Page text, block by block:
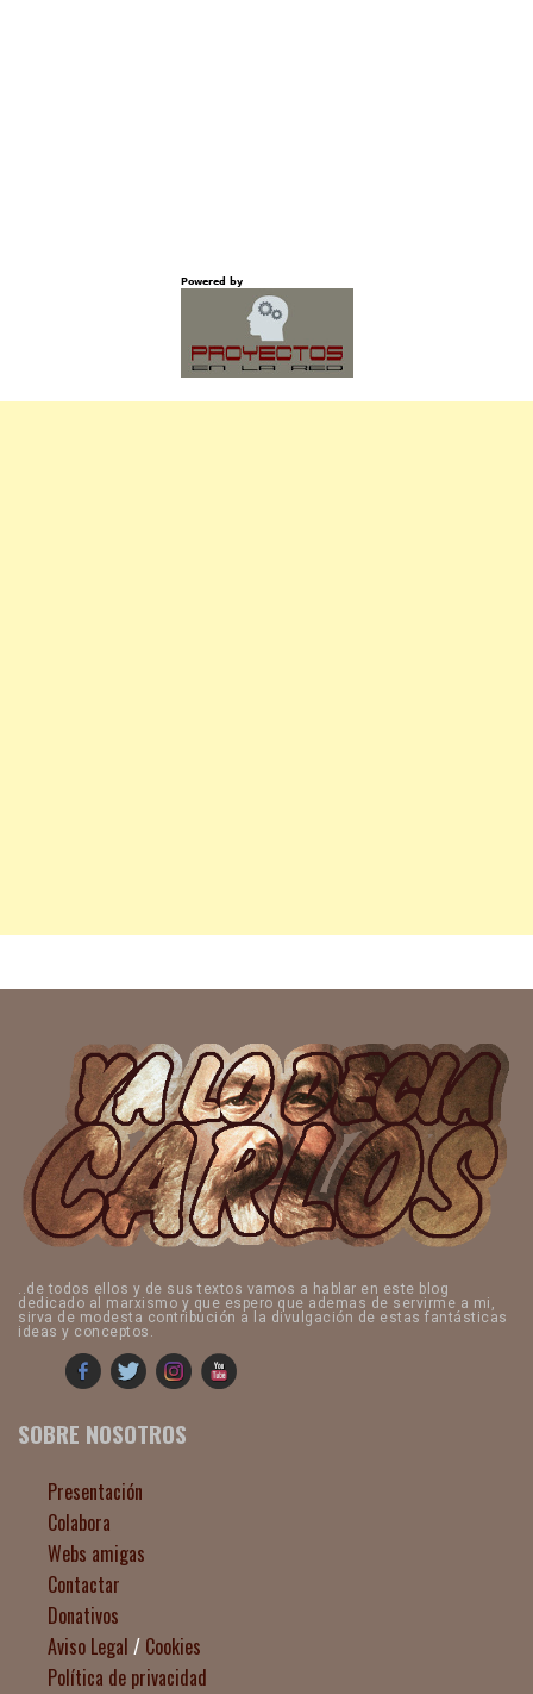
..de todos ellos y de sus textos vamos a hablar en este blog
dedicado al marxismo y que espero que ademas de servirme a mi,
sirva de modesta contribución a la divulgación de estas fantásticas
ideas y conceptos.
SOBRE NOSOTROS
Presentación
Colabora
Webs amigas
Contactar
Donativos
Aviso Legal / Cookies
Política de privacidad